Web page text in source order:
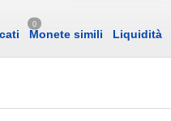
0
Monete simili Liquidità